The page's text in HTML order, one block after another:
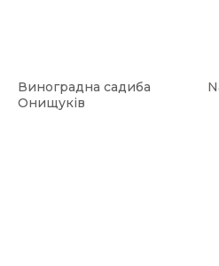
Виноградна садиба
Онищуків